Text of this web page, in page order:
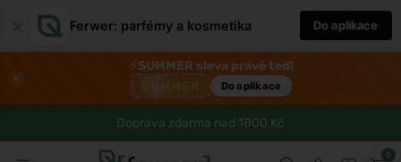
Ferwer: parfémy a kosmetika Do aplikace
×
⚡SUMMER sleva právě teď!
Do aplikace
Doprava zdarma nad 1800 Kč
0